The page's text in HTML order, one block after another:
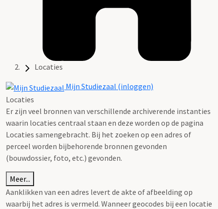
Locaties
Mijn Studiezaal (inloggen)
Locaties
Er zijn veel bronnen van verschillende archiverende instanties
waarin locaties centraal staan en deze worden op de pagina
Locaties samengebracht. Bij het zoeken op een adres of
perceel worden bijbehorende bronnen gevonden
(bouwdossier, foto, etc.) gevonden.
Meer...
Aanklikken van een adres levert de akte of afbeelding op
waarbij het adres is vermeld. Wanneer geocodes bij een locatie